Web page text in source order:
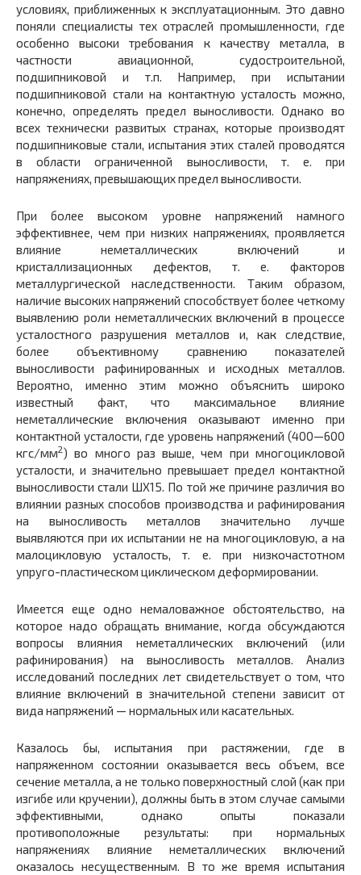
условиях, приближенных к эксплуатационным. Это давно
поняли специалисты тех отраслей промышленности, где
особенно высоки требования к качеству металла, в
частности авиационной, судостроительной,
подшипниковой и т.п. Например, при испытании
подшипниковой стали на контактную усталость можно,
конечно, определять предел выносливости. Однако во
всех технически развитых странах, которые производят
подшипниковые стали, испытания этих сталей проводятся
в области ограниченной выносливости, т. е. при
напряжениях, превышающих предел выносливости.
При более высоком уровне напряжений намного
эффективнее, чем при низких напряжениях, проявляется
влияние неметаллических включений и
кристаллизационных дефектов, т. е. факторов
металлургической наследственности. Таким образом,
наличие высоких напряжений способствует более четкому
выявлению роли неметаллических включений в процессе
усталостного разрушения металлов и, как следствие,
более объективному сравнению показателей
выносливости рафинированных и исходных металлов.
Вероятно, именно этим можно объяснить широко
известный факт, что максимальное влияние
неметаллические включения оказывают именно при
контактной усталости, где уровень напряжений (400—600
кгс/мм2) во много раз выше, чем при многоцикловой
усталости, и значительно превышает предел контактной
выносливости стали ШХ15. По той же причине различия во
влиянии разных способов производства и рафинирования
на выносливость металлов значительно лучше
выявляются при их испытании не на многоцикловую, а на
малоцикловую усталость, т. е. при низкочастотном
упруго-пластическом циклическом деформировании.
Имеется еще одно немаловажное обстоятельство, на
которое надо обращать внимание, когда обсуждаются
вопросы влияния неметаллических включений (или
рафинирования) на выносливость металлов. Анализ
исследований последних лет свидетельствует о том, что
влияние включений в значительной степени зависит от
вида напряжений — нормальных или касательных.
Казалось бы, испытания при растяжении, где в
напряженном состоянии оказывается весь объем, все
сечение металла, а не только поверхностный слой (как при
изгибе или кручении), должны быть в этом случае самыми
эффективными, однако опыты показали
противоположные результаты: при нормальных
напряжениях влияние неметаллических включений
оказалось несущественным. В то же время испытания